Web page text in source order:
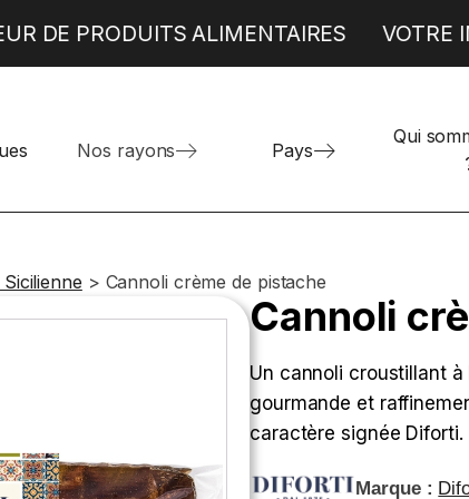
DE PRODUITS ALIMENTAIRES VOTRE
TRAITEUR BOULANGERIE
Donuts et Mini
Produits alimentaires espagnols
Nos rayons Pays
Qui
> Cannoli crème de pistache
Cannoli
Un cannoli croustillant
gourmande et
caractère signée Diforti.
Marque :